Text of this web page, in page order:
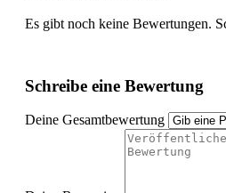
Es gibt noch keine Bewertungen.
Schreibe eine Bewertung
Deine Gesamtbewertung